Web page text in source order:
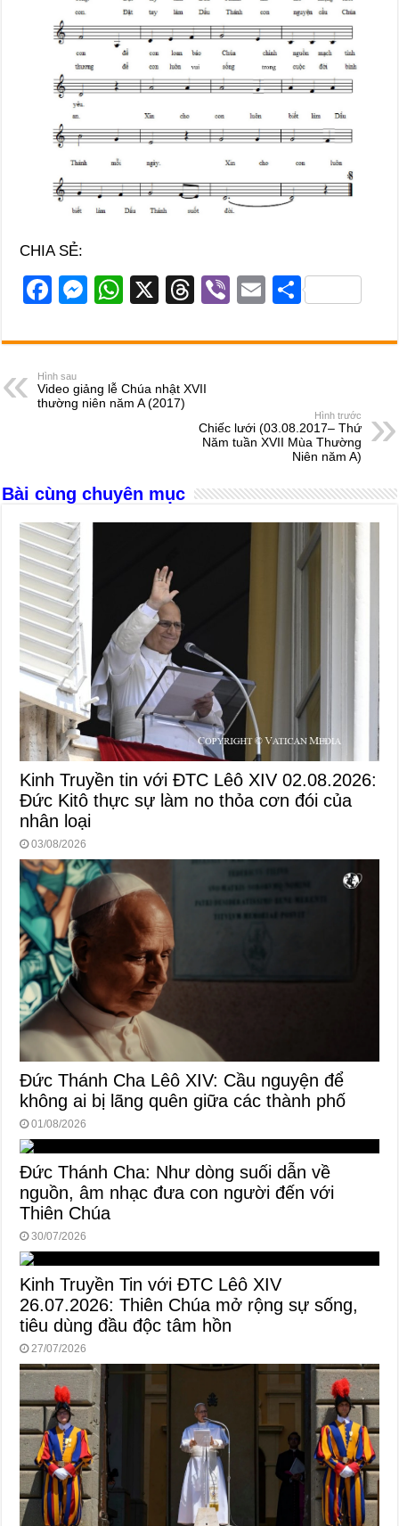
CHIA SẺ:
F
c
e
b
k
M
ss
n
W
at
A
X
T
e
d
s
Vi
er
E
ail
S
ar
Hình sau
Video giảng lễ Chúa nhật XVII
thường niên năm A (2017)
Hình trước
Chiếc lưới (03.08.2017– Thứ
Năm tuần XVII Mùa Thường
Niên năm A)
Bài cùng chuyên mục
Kinh Truyền tin với ĐTC Lêô XIV 02.08.2026:
Đức Kitô thực sự làm no thỏa cơn đói của
nhân loại
03/08/2026
Đức Thánh Cha Lêô XIV: Cầu nguyện để
không ai bị lãng quên giữa các thành phố
01/08/2026
Đức Thánh Cha: Như dòng suối dẫn về
nguồn, âm nhạc đưa con người đến với
Thiên Chúa
30/07/2026
Kinh Truyền Tin với ĐTC Lêô XIV
26.07.2026: Thiên Chúa mở rộng sự sống,
tiêu dùng đầu độc tâm hồn
27/07/2026